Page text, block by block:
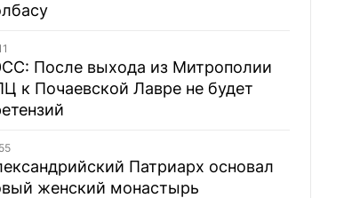
После выхода из Митрополии
к Почаевской Лавре не будет
Патриарх основал
женский монастырь